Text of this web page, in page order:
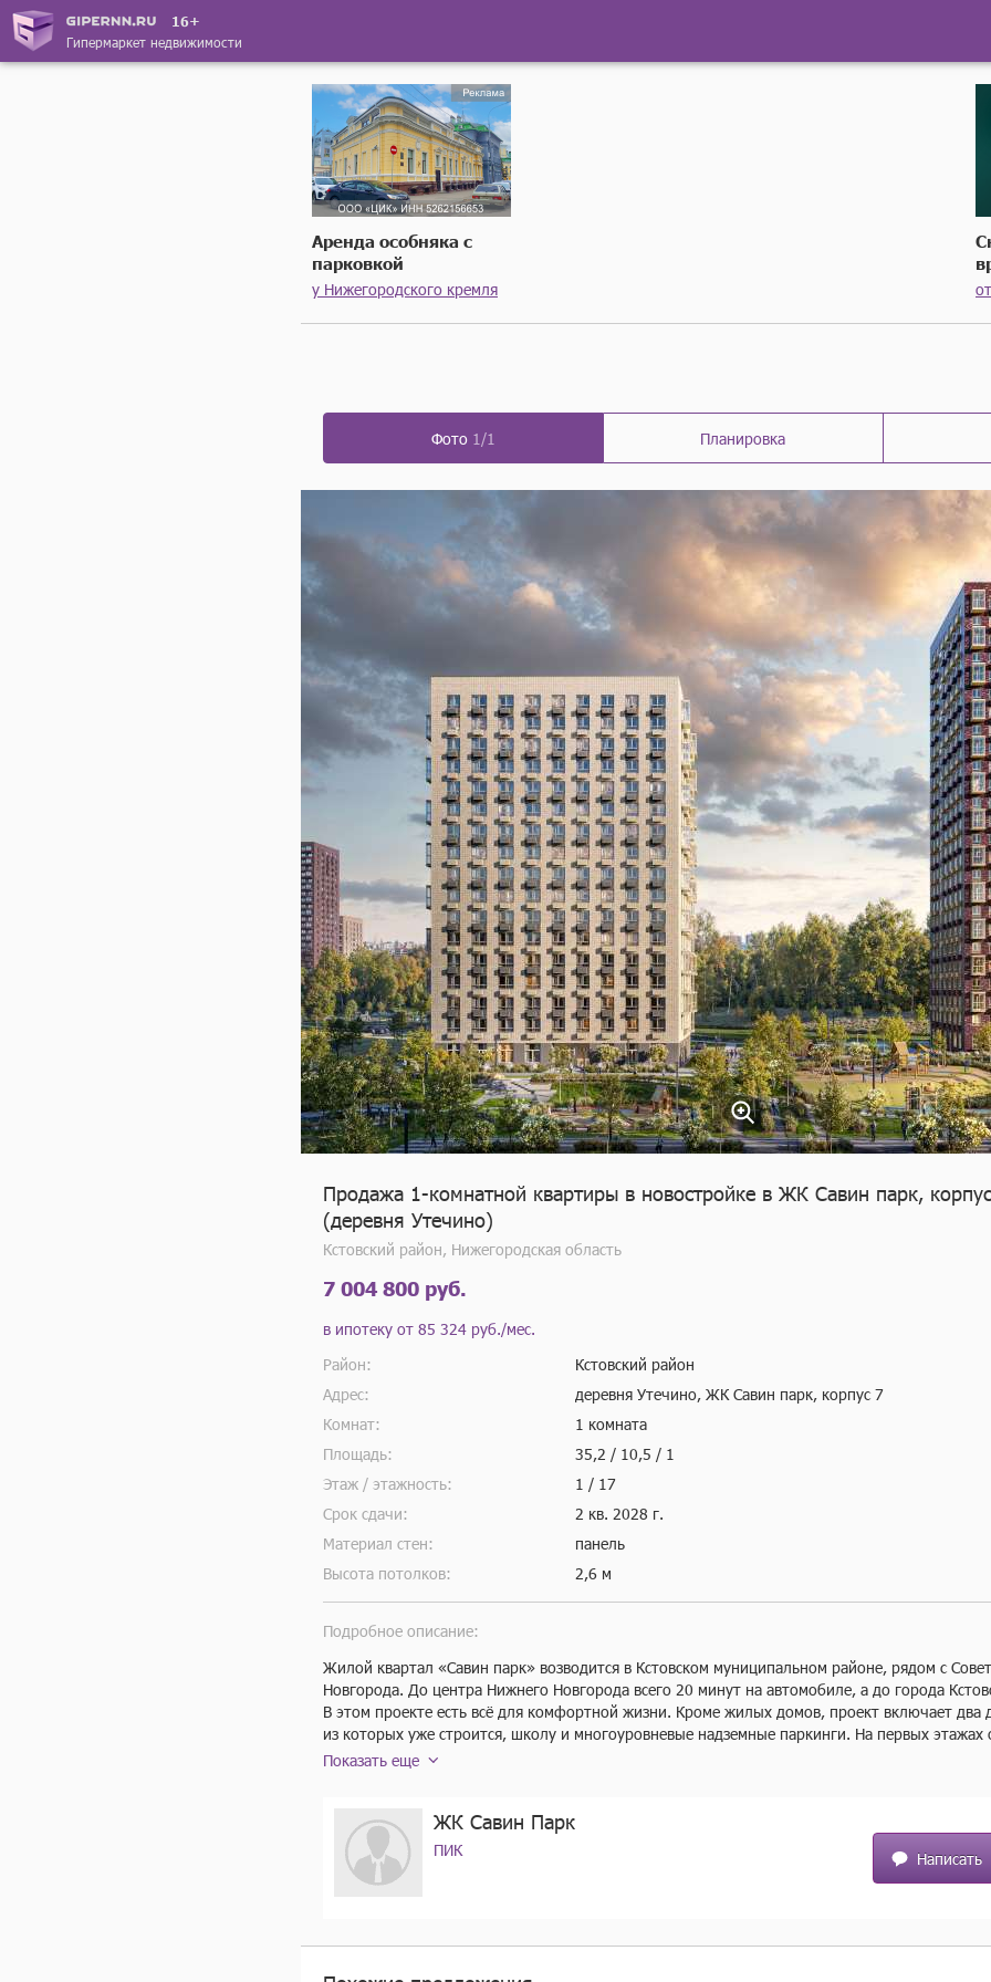
16+
Гипермаркет недвижимости
Аренда особняка с
парковкой
у Нижегородского кремля
Фото 1/1 Планировка
Продажа 1-комнатной квартиры в новостройке в ЖК Савин парк,
(деревня Утечино)
Кстовский район, Нижегородская область
7 004 800 руб.
в ипотеку от 85 324 руб./мес.
Район:
Кстовский район
Адрес:
деревня Утечино, ЖК Савин парк, корпус 7
Комнат:
1 комната
Площадь:
35,2 / 10,5 / 1
Этаж / этажность:
1 / 17
Срок сдачи:
2 кв. 2028 г.
Материал стен:
панель
Высота потолков:
2,6 м
Подробное описание:
Жилой квартал «Савин парк» возводится в Кстовском муниципальном районе, рядом с
Новгорода. До центра Нижнего Новгорода всего 20 минут на автомобиле, а до города
В этом проекте есть всё для комфортной жизни. Кроме жилых домов, проект включает два
из которых уже строится, школу и многоуровневые надземные паркинги. На первых
магазины и другие сервисы — чтобы купить кофе к завтраку или пиццу на ужин, можно
дома разной высоты. Во дворах появятся уютные парки с детскими площадками и местами
можно поболтать с соседями, почитать в тени или позаниматься йогой. Спортивные
так, чтобы шум от них не мешал жителям.
В квартирах тоже будет много солнечного света за счёт балконов и больших окон. На
а за 20 — до «Щёлоковского хутора».
Показать еще
ЖК Савин Парк
ПИК Написать